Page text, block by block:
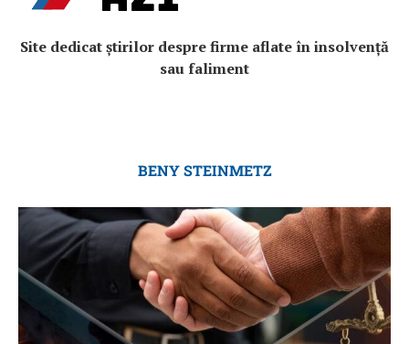
Site dedicat știrilor despre firme aflate în insolvență
sau faliment
BENY STEINMETZ